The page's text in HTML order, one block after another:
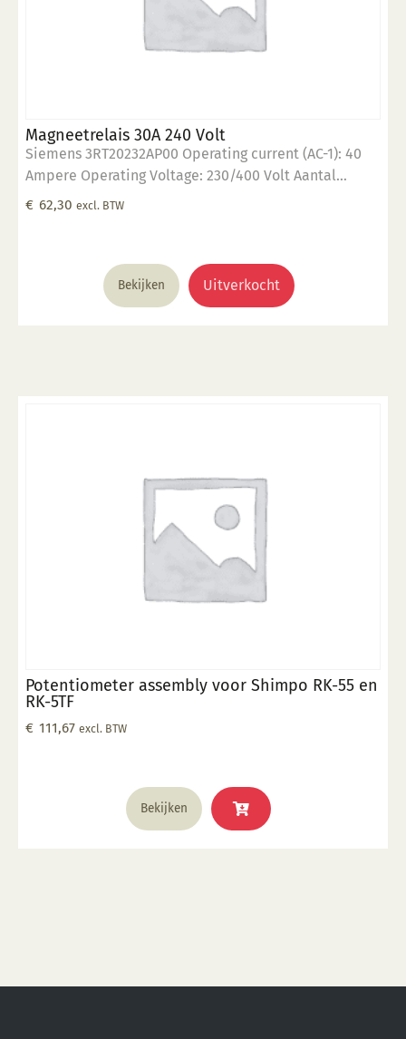
Magneetrelais 30A 240 Volt
Siemens 3RT20232AP00 Operating current (AC-1): 40
Ampere Operating Voltage: 230/400 Volt Aantal
"Normaly Open" contacten: 3 Control voltage: 230 Volt
€ 62,30 excl. BTW
Bekijken Uitverkocht
Potentiometer assembly voor Shimpo RK-55 en
RK-5TF
€ 111,67 excl. BTW
Bekijken